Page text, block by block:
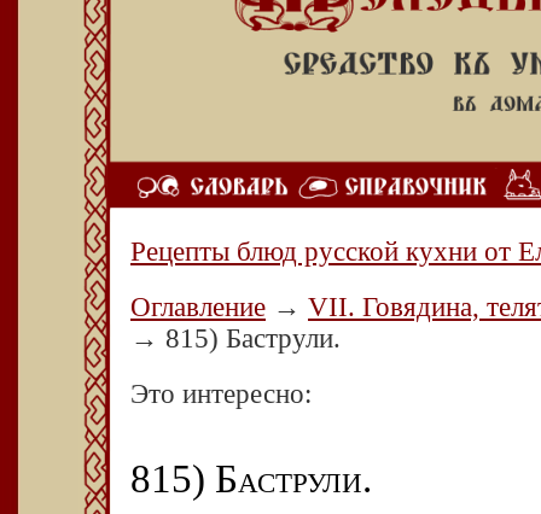
Рецепты блюд русской кухни от
Оглавление → VII. Говядина,
→ 815) Баструли.
Это интересно:
815) Баструли.